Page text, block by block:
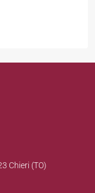
Chieri (TO)